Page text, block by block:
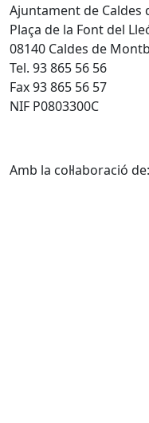
Ajuntament de Caldes
Plaça de la Font del
08140 Caldes de
Tel. 93 865 56 56
Fax 93 865 56 57
NIF P0803300C
Amb la col·laboració de: